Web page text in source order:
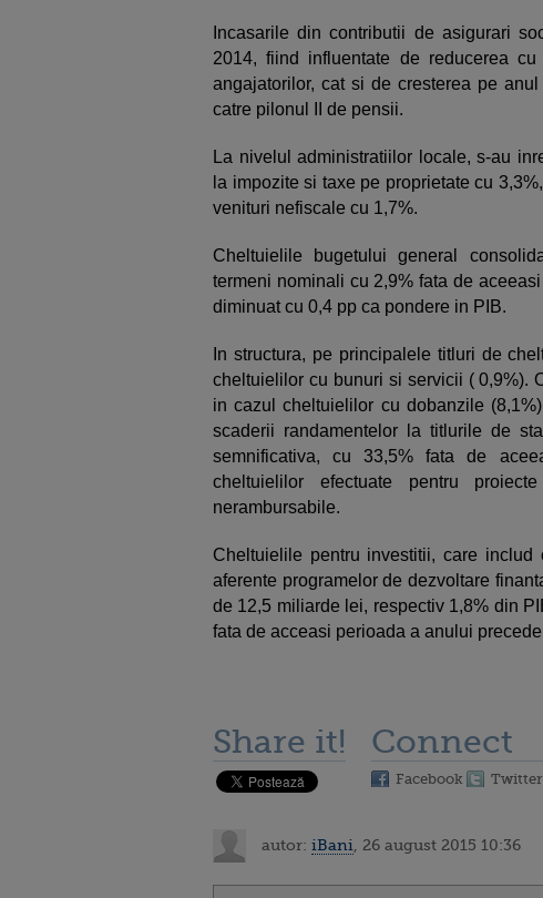
Incasarile din contributii de asigurari
2014, fiind influentate de reducerea
angajatorilor, cat si de cresterea pe
catre pilonul II de pensii.
La nivelul administratiilor locale, s-au
la impozite si taxe pe proprietate cu
venituri nefiscale cu 1,7%.
Cheltuielile bugetului general
termeni nominali cu 2,9% fata de
diminuat cu 0,4 pp ca pondere in PIB.
In structura, pe principalele titluri de
cheltuielilor cu bunuri si servicii ( 0,9%).
in cazul cheltuielilor cu dobanzile
scaderii randamentelor la titlurile de
semnificativa, cu 33,5% fata de
cheltuielilor efectuate pentru
nerambursabile.
Cheltuielile pentru investitii, care
aferente programelor de dezvoltare
de 12,5 miliarde lei, respectiv 1,8% din
fata de acceasi perioada a anului
Share it! Connect
Facebook Twitter
autor: iBani , 26 august 2015 10:36